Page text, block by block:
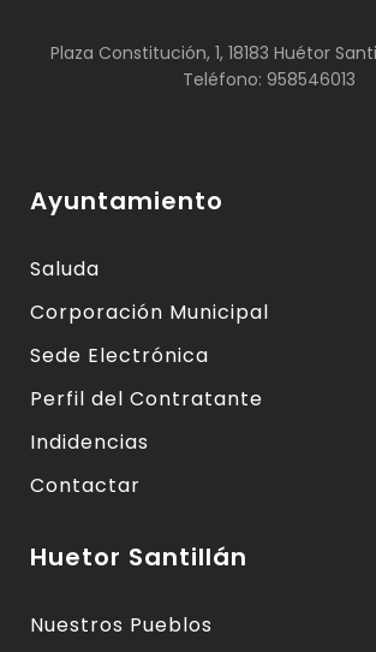
Plaza Constitución, 1, 18183 Huétor
Teléfono: 958546013
Ayuntamiento
Saluda
Corporación Municipal
Sede Electrónica
Perfil del Contratante
Indidencias
Contactar
Huetor Santillán
Nuestros Pueblos